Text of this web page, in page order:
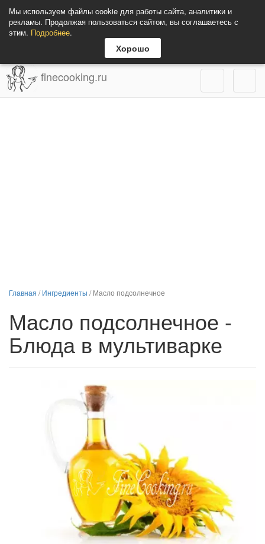
Мы используем файлы cookie для работы сайта, аналитики и
рекламы. Продолжая пользоваться сайтом, вы соглашаетесь с
этим. Подробнее.
Хорошо
finecooking.ru
Главная /Ингредиенты /Масло подсолнечное
Масло подсолнечное -
Блюда в мультиварке